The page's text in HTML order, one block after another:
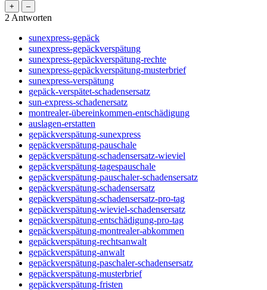
2 Antworten
sunexpress-gepäck
sunexpress-gepäckverspätung
sunexpress-gepäckverspätung-rechte
sunexpress-gepäckverspätung-musterbrief
sunexpress-verspätung
gepäck-verspätet-schadensersatz
sun-express-schadenersatz
montrealer-übereinkommen-entschädigung
auslagen-erstatten
gepäckverspätung-sunexpress
gepäckverspätung-pauschale
gepäckverspätung-schadensersatz-wieviel
gepäckverspätung-tagespauschale
gepäckverspätung-pauschaler-schadensersatz
gepäckverspätung-schadensersatz
gepäckverspätung-schadensersatz-pro-tag
gepäckverspätung-wieviel-schadensersatz
gepäckverspätung-entschädigung-pro-tag
gepäckverspätung-montrealer-abkommen
gepäckverspätung-rechtsanwalt
gepäckverspätung-anwalt
gepäckverspätung-paschaler-schadensersatz
gepäckverspätung-musterbrief
gepäckverspätung-fristen